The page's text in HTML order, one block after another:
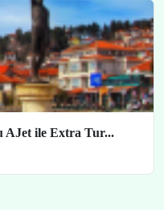
AJet ile Extra Tur...